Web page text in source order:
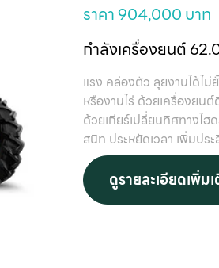
ราคา 904,000 บาท
กำลังเครื่องยนต์
แรง คล่องตัว ลุยงานได้ไ
หรืองานไร่ ด้วยเครื่องยน
ด้วยเกียร์เปลี่ยนทิศทางไฮ
สนิท ประหยัดเวลา เพิ่มป
904,000 บาท / (Hi
Wide Hi-Lug KIS ราคา
ดูรายละเอียดเพิ่ม